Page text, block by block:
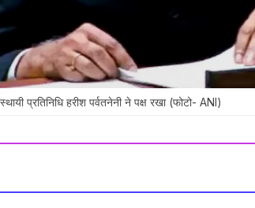
प्रतिनिधि हरीश पर्वतनेनी ने पक्ष रखा (फोटो- ANI)